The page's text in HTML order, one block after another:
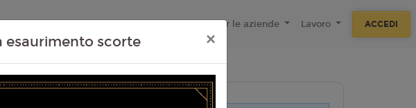
Eventi Passati Tecnologie F.A.Q Per le aziende Lavoro ACCEDI
esaurimento scorte ×